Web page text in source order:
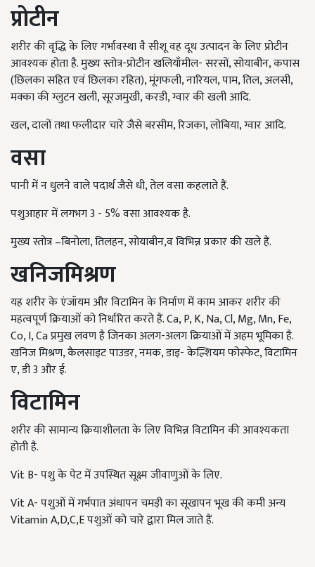
प्रोटीन
शरीर की वृद्धि के लिए गर्भावस्था वै सीशू वह दूध उत्पादन के लिए प्रोटीन
आवश्यक होता है. मुख्य स्तोत्र-प्रोटीन खलियाँमील- सरसों, सोयाबीन, कपास
(छिलका सहित एवं छिलका रहित), मूंगफली, नारियल, पाम, तिल, अलसी,
मक्का की ग्लुटन खली, सूरजमुखी, करडी, ग्वार की खली आदि.
खल, दालों तथा फलीदार चारे जैसे बरसीम, रिजका, लोबिया, ग्वार आदि.
वसा
पानी में न धुलने वाले पदार्थ जैसे धी, तेल वसा कहलाते हैं.
पशुआहार में लगभग 3 - 5% वसा आवश्यक है.
मुख्य स्तोत्र –बिनोला, तिलहन, सोयाबीन,व विभिन्न प्रकार की खले हैं.
खनिजमिश्रण
यह शरीर के एंजॉयम और विटामिन के निर्माण में काम आकर शरीर की
महत्वपूर्ण क्रियाओं को निर्धारित करते हैं. Ca, P, K, Na, Cl, Mg, Mn, Fe,
Co, I, Ca प्रमुख लवण है जिनका अलग-अलग क्रियाओं में अहम भूमिका है.
खनिज मिश्रण, कैलसाइट पाउडर, नमक, डाइ- केल्शियम फोस्फेट, विटामिन
ए, डी 3 और ई.
विटामिन
शरीर की सामान्य क्रियाशीलता के लिए विभिन्न विटामिन की आवश्यकता
होती है.
Vit B- पशु के पेट में उपस्थित सूक्ष्म जीवाणुओं के लिए.
Vit A- पशुओं में गर्भपात अंधापन चमड़ी का सूखापन भूख की कमी अन्य
Vitamin A,D,C,E पशुओं को चारे द्वारा मिल जाते हैं.